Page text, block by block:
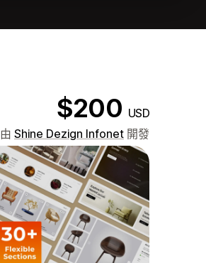
$200 USD
由 Shine Dezign Infonet 開發